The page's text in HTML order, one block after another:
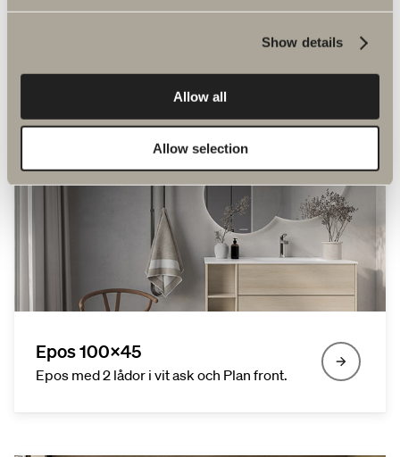
Show details
Allow all
Allow selection
Epos 100x45
Epos med 2 lådor i vit ask och Plan front.